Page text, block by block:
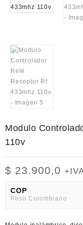
Modulo
110v
$ 23.900,0
COP
Peso Colombiano